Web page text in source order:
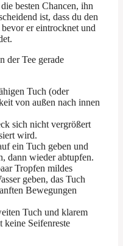
besten Chancen, ihn
ist, dass du den
er eintrocknet und
der Tee gerade
Tuch (oder
von außen nach innen
sich nicht vergrößert
wird.
ein Tuch geben und
dann wieder abtupfen.
Tropfen mildes
geben, das Tuch
Bewegungen
Tuch und klarem
keine Seifenreste